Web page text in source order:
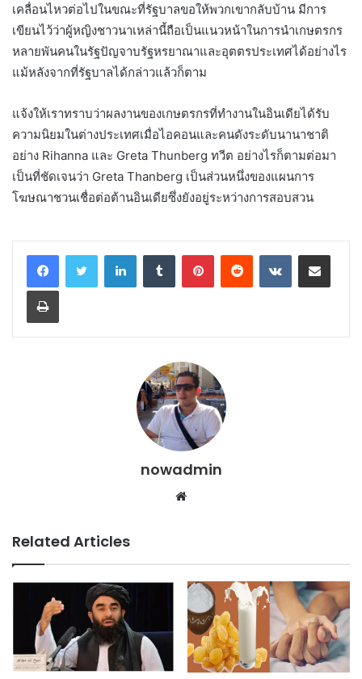
เคลื่อนไหวต่อไปในขณะที่รัฐบาลขอให้พวกเขากลับบ้าน มีการ
เขียนไว้ว่าผู้หญิงชาวนาเหล่านี้ถือเป็นแนวหน้าในการนำเกษตรกร
หลายพันคนในรัฐปัญจาบรัฐหรยาณาและอุตตรประเทศได้อย่างไร
แม้หลังจากที่รัฐบาลได้กล่าวแล้วก็ตาม
แจ้งให้เราทราบว่าผลงานของเกษตรกรที่ทำงานในอินเดียได้รับ
ความนิยมในต่างประเทศเมื่อไอคอนและคนดังระดับนานาชาติ
อย่าง Rihanna และ Greta Thunberg ทวีต อย่างไรก็ตามต่อมา
เป็นที่ชัดเจนว่า Greta Thanberg เป็นส่วนหนึ่งของแผนการ
โฆษณาชวนเชื่อต่อต้านอินเดียซึ่งยังอยู่ระหว่างการสอบสวน
LinkedInTumblr PinterestReddit VKontakteShare via Email
Print
nowadmin
Website
Related Articles